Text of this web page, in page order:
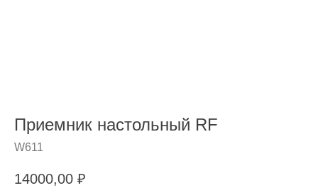
Приемник настольный RF
W611
14000,00 ₽